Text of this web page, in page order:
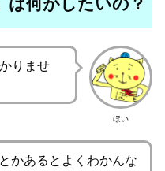
は何がしたいの？
ほい
りませ
かあるとよくわかんな